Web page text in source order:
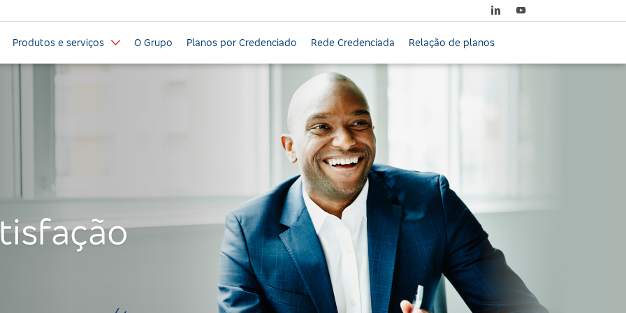
Produtos e serviços O Grupo Planos por Credenciado Rede Credenciada Relação de planos